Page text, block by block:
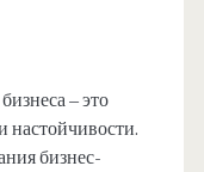
– это
настойчивости.
бизнес-